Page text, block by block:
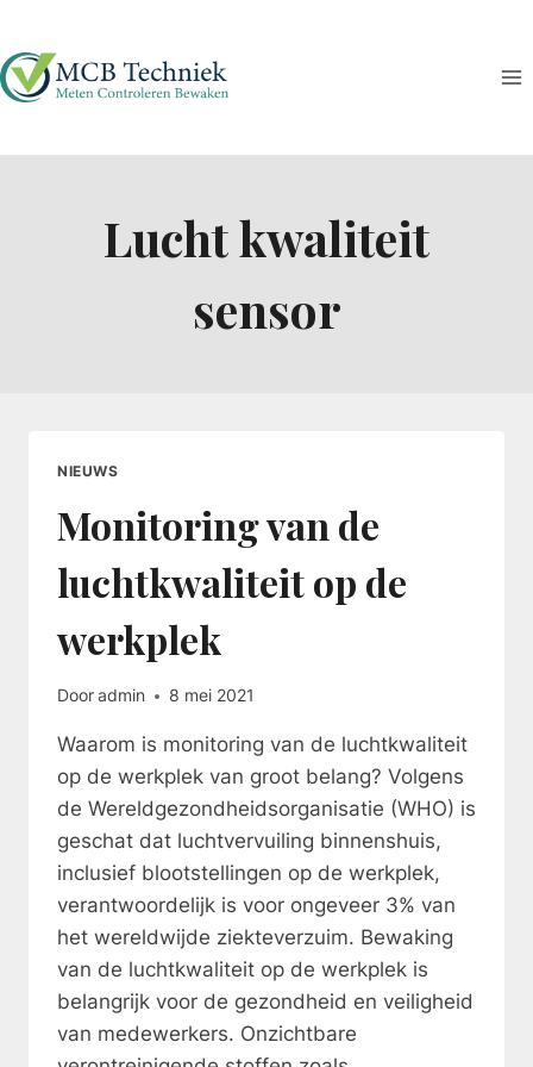
naar
inhoud
Lucht kwaliteit
sensor
NIEUWS
Monitoring van de
luchtkwaliteit op de
werkplek
Dooradmin 8 mei 2021
Waarom is monitoring van de luchtkwaliteit
op de werkplek van groot belang? Volgens
de Wereldgezondheidsorganisatie (WHO) is
geschat dat luchtvervuiling binnenshuis,
inclusief blootstellingen op de werkplek,
verantwoordelijk is voor ongeveer 3% van
het wereldwijde ziekteverzuim. Bewaking
van de luchtkwaliteit op de werkplek is
belangrijk voor de gezondheid en veiligheid
van medewerkers. Onzichtbare